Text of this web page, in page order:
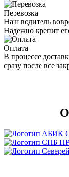
Перевозка
Наш водитель
Надежно крепит
Оплата
В процессе
сразу после все